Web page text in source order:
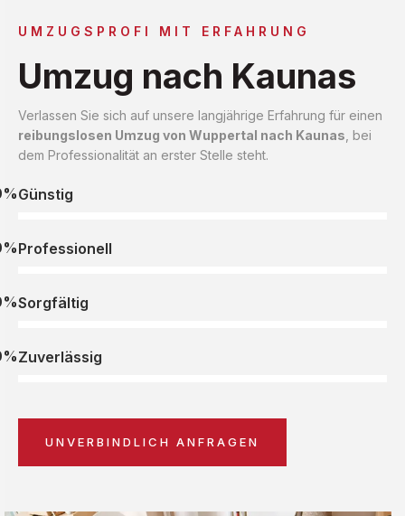
UMZUGSPROFI MIT ERFAHRUNG
Umzug nach Kaunas
Verlassen Sie sich auf unsere langjährige Erfahrung für einen
reibungslosen Umzug von Wuppertal nach Kaunas , bei
dem Professionalität an erster Stelle steht.
Günstig
Professionell
Sorgfältig
Zuverlässig
UNVERBINDLICH ANFRAGEN